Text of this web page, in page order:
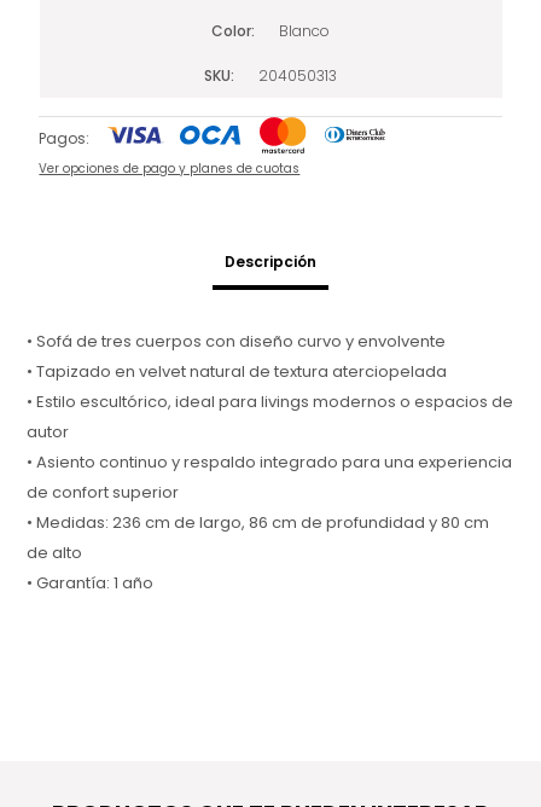
Color Blanco
SKU 204050313
Pagos:
Ver opciones de pago y planes de cuotas
Descripción
• Sofá de tres cuerpos con diseño curvo y envolvente
• Tapizado en velvet natural de textura aterciopelada
• Estilo escultórico, ideal para livings modernos o espacios de
autor
• Asiento continuo y respaldo integrado para una experiencia
de confort superior
• Medidas: 236 cm de largo, 86 cm de profundidad y 80 cm
de alto
• Garantía: 1 año